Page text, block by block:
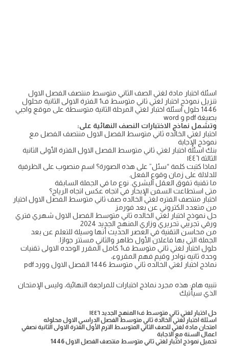
اسئلة اختبار مادة لغتي الصف الثاني متوسط منتصف الفصل الاول
تنزيل نموذج اختبار لغتي ثاني متوسط ف1 الفترة الاولى الثانية محلول
1446 حلول اسئلة اختبار لغتي المرحلة الثانية متوسطة على موقع واجبي
بصيغة pdf و word
وتشمل نماذج الاختبارات النصف النهائية على:
اختبار لغتي الخالده ثاني متوسط الفصل الاول منتصف الفصل مع
نموذج الإجابة
بنك اسئلة اختبار لغتي ثاني متوسط الفصل الاول الفترة الأولى الثانية
الثالثة ١٤٤٦
لماذا كتبت كلمة “سئل” على هذه الصورة؟ اسم منصوب على الظرفية
للدلالة على زمان وقوع الفعل.
ما تقنية تفوق العقل البشري. نوع ما في الجملة السابقة
متى استطاعت السفن الإبحار في اتجاه عكس اتجاه الرياح؟
اختبار منتصف الفتره لغتي الخالده صف ثاني متوسط الفصل الاول اختيار
من متعدد الكتروني عن بعد فورمز
حل نموذج اختبار لغتي الخالده ثاني متوسط الفصل الاول شهري فتري
ورقي تجريبي تحريري وزاري المنهج الجديد 2024
من محاسن التقنية في العصر الحديث أنها وسيلة للتعلم عن بعد
الجملة التي بها فاعلان الأول ظاهر والثاني مستتر جوازا.
حلول اختبار لغتي ثاني متوسط ف1 كامل المقرر الوحده الاولى تقنيات
وحدة ثانيه نوادر وقيم فهم المقروء،
نماذج اختبار لغتي الخالده ثاني متوسط 1446 الفصل الاول وورد pdf
تنبيه هام: هذه مجرد نماذج اختبارات للمراجعة النهائية، وليس الإمتحان
الذي سيأتيك
حل اختبار لغتي ثاني متوسط ف١ المنهج الجديد ١٤٤٦
اسئلة اختبار لغتي الخالدة ثاني متوسط الفصل الدراسي الاول محلوله
امتحان مادة لغتي للصف الثاني المتوسط الترم الأول الفترة الاولى الثانية نصفي
اعمال السنة مع الاجابة
تحميل نموذج اختبار لغتي ثاني متوسط منتصف الفصل الاول 1446